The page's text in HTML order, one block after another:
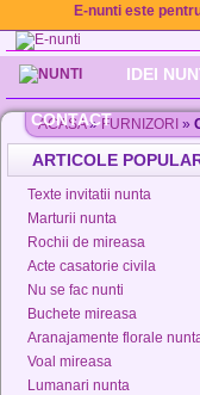
E-nunti este
IDEI
CONTACT
ACASA»FURNIZORI »
ARTICOLE
Texte invitatii nunta
Marturii nunta
Rochii de mireasa
Acte casatorie civila
Nu se fac nunti
Buchete mireasa
Aranajamente florale
Voal mireasa
Lumanari nunta